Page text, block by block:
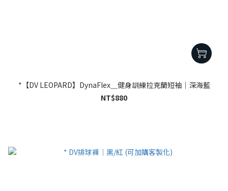
*【DV LEOPARD】DynaFlex＿健身訓練拉克蘭短袖｜深海藍
NT$880